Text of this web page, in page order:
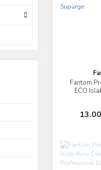
Fantom
ECO